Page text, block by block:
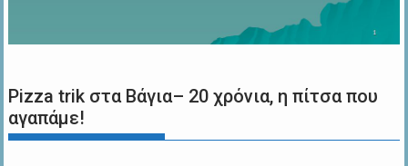
Pizza trik στα Βάγια– 20 χρόνια, η πίτσα που
αγαπάμε!